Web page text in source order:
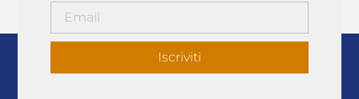
Iscriviti